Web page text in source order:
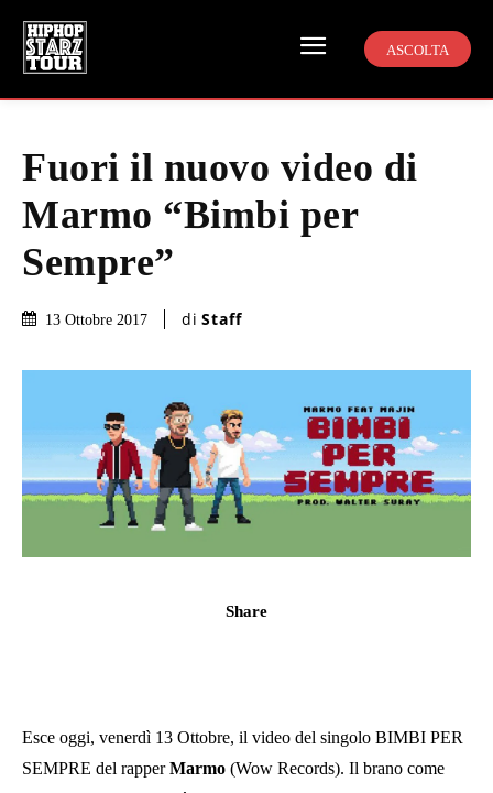
ASCOLTA
Fuori il nuovo video di
Marmo “Bimbi per
Sempre”
13 Ottobre 2017 di Staff
Share
Esce oggi, venerdì 13 Ottobre, il video del singolo BIMBI PER
SEMPRE del rapperMarmo (Wow Records). Il brano come